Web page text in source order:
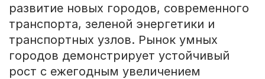
развитие новых городов, современного
транспорта, зеленой энергетики и
транспортных узлов. Рынок умных
городов демонстрирует устойчивый
рост с ежегодным увеличением